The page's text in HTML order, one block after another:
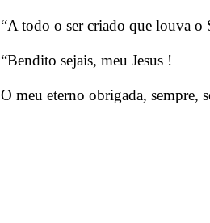
“A todo o ser criado que louva o
“Bendito sejais, meu Jesus !
O meu eterno obrigada, sempre,